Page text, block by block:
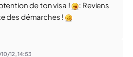
de ton visa !
: Reviens
des démarches !
12,14:53